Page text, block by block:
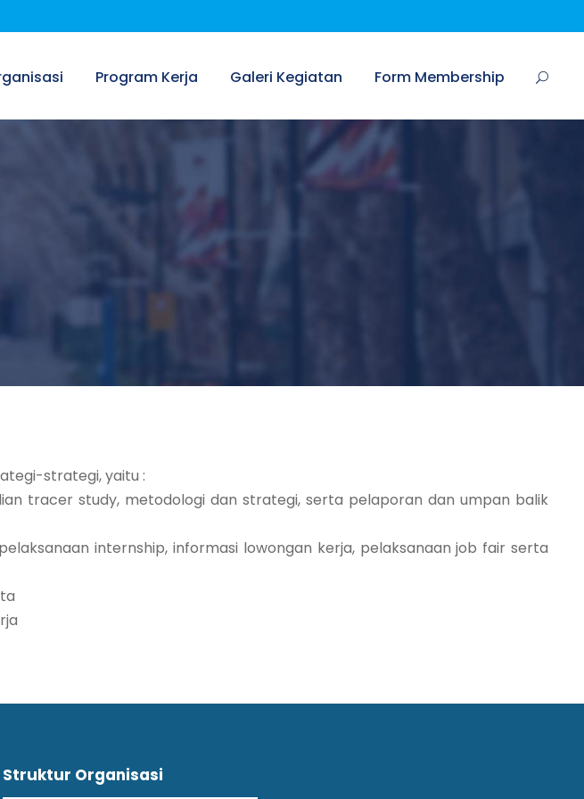
Program Kerja Galeri Kegiatan Form Membership
strategi, yaitu :
tracer study, metodologi dan strategi, serta pelaporan dan umpan balik
internship, informasi lowongan kerja, pelaksanaan job fair serta
Struktur Organisasi